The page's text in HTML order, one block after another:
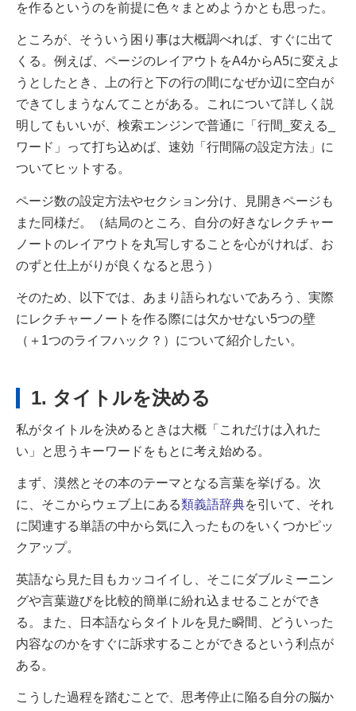
を作るというのを前提に色々まとめようかとも思った。
ところが、そういう困り事は大概調べれば、すぐに出て
くる。 例えば、ページのレイアウトをA4からA5に変えよ
うとしたとき、上の行と下の行の間になぜか辺に空白が
できてしまうなんてことがある。これについて詳しく説
明してもいいが、検索エンジンで普通に「行間_変える_
ワード 」って打ち込めば、速効「行間隔の設定方法」に
ついてヒットする。
ページ数の設定方法やセクション分け、見開きページも
また同様だ。（結局のところ、自分の好きなレクチャー
ノートのレイアウトを丸写しすることを心がければ、お
のずと仕上がりが良くなると思う）
そのため、以下では、あまり語られないであろう、実際
にレクチャーノートを作る際には欠かせない5つの壁
（＋1つのライフハック？）について紹介したい。
1. タイトルを決める
私がタイトルを決めるときは大概「これだけは入れた
い」と思うキーワードをもとに考え始める。
まず、漠然とその本のテーマとなる言葉を挙げる。次
に、そこからウェブ上にある類義語辞典を引いて、それ
に関連する単語の中から気に入ったものをいくつかピッ
クアップ。
英語なら見た目もカッコイイし、そこにダブルミーニン
グや言葉遊びを比較的簡単に紛れ込ませることができ
る。
また、日本語ならタイトルを見た瞬間、どういった
内容なのかをすぐに訴求することができるという利点が
ある。
こうした過程を踏むことで、思考停止に陥る自分の脳か